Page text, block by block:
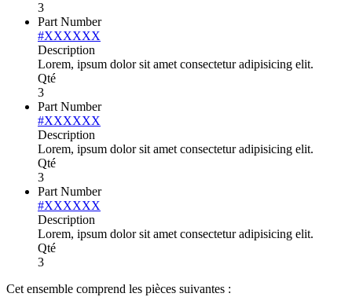
3
Part Number
#XXXXXX
Description
Lorem, ipsum dolor sit amet consectetur adipisicing elit.
Qté
3
Part Number
#XXXXXX
Description
Lorem, ipsum dolor sit amet consectetur adipisicing elit.
Qté
3
Part Number
#XXXXXX
Description
Lorem, ipsum dolor sit amet consectetur adipisicing elit.
Qté
3
Cet ensemble comprend les pièces suivantes :